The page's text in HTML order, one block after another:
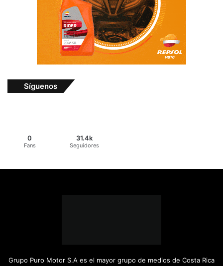
Síguenos
0
Fans
31.4k
Seguidores
Grupo Puro Motor S.A es el mayor grupo de medios de Costa Rica